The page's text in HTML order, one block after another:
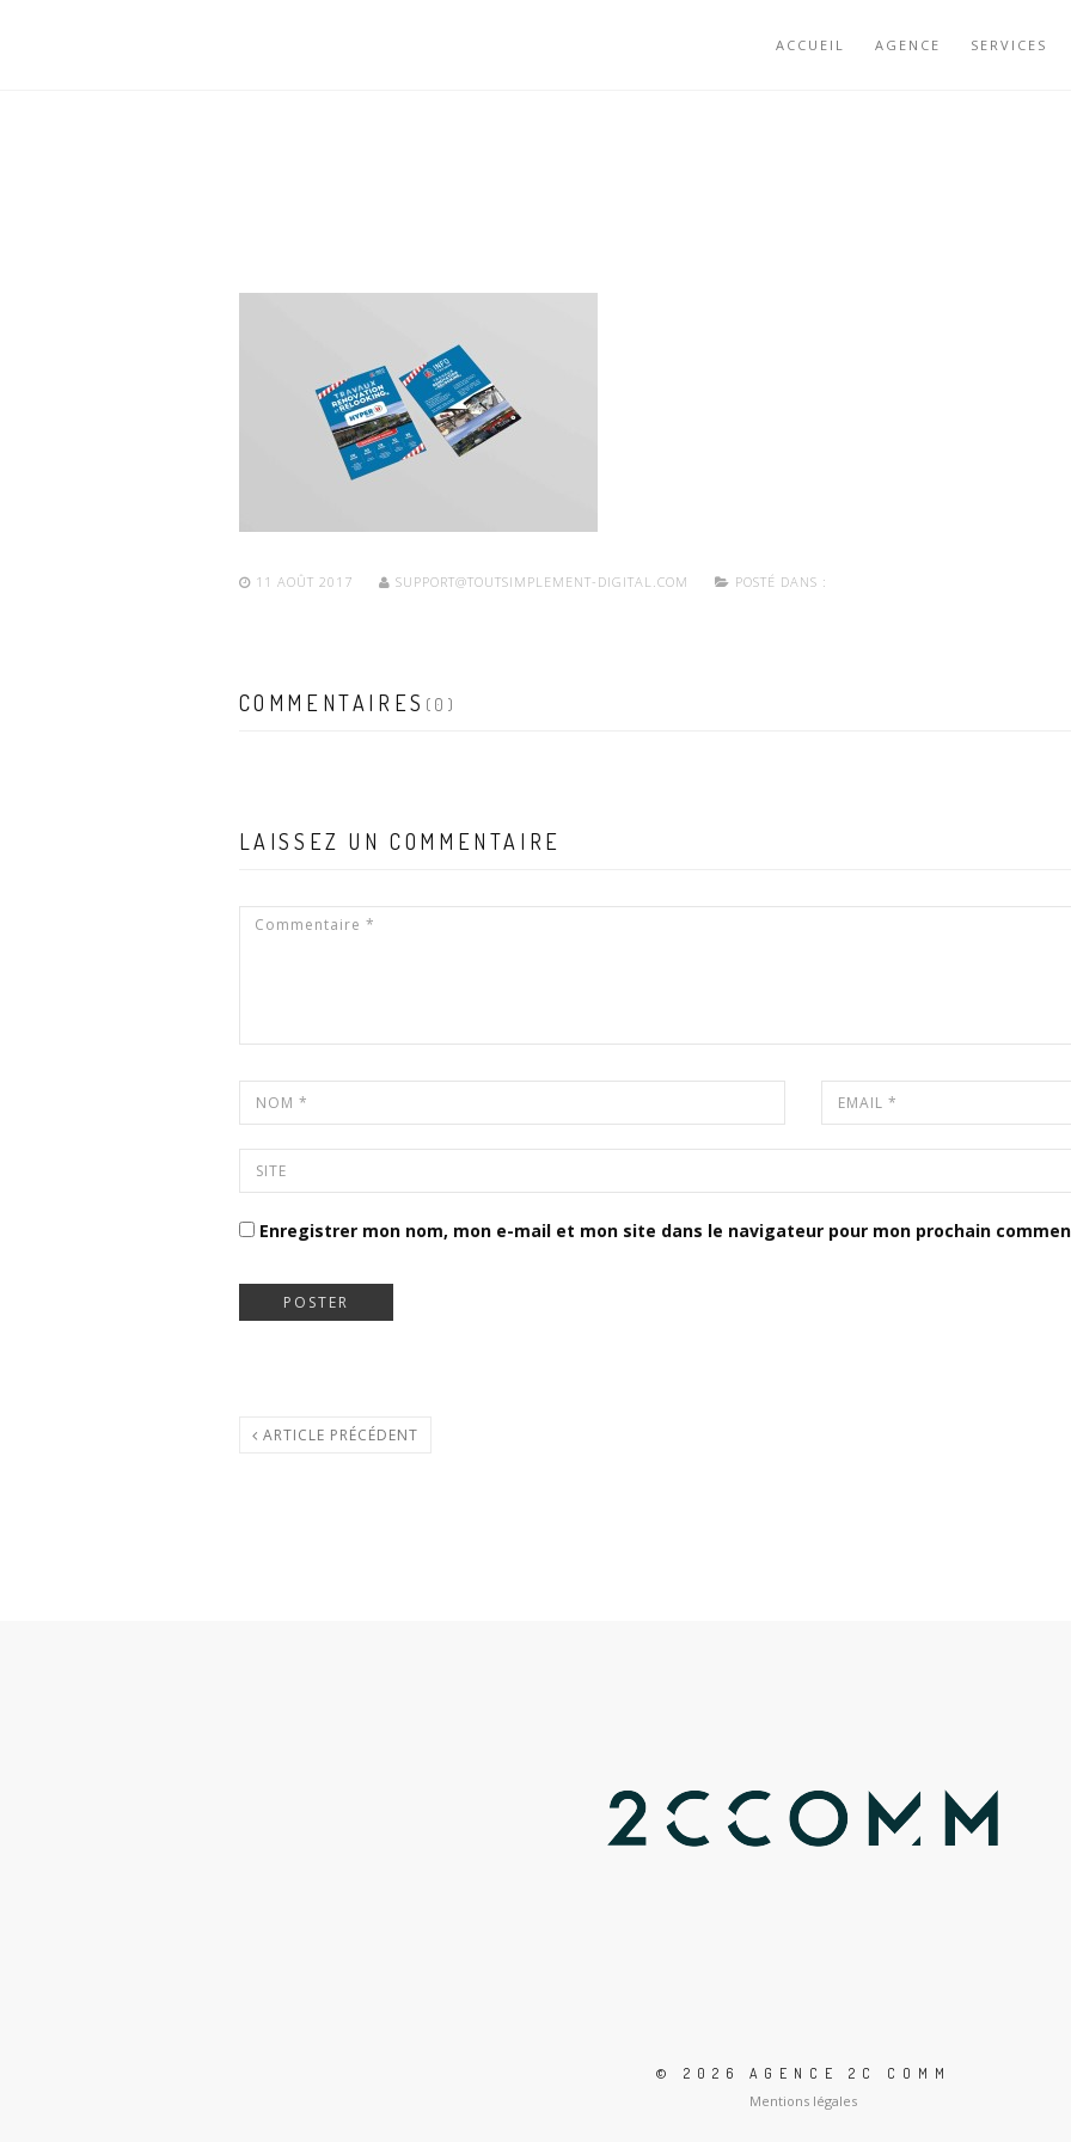
ACCUEIL AGENCE SERVICES
11 AOÛT 2017 SUPPORT@TOUTSIMPLEMENT-DIGITAL.COM POSTÉ DANS :
COMMENTAIRES (0)
LAISSEZ UN COMMENTAIRE
Enregistrer mon nom, mon e-mail et mon site dans le navigateur pour mon prochain
ARTICLE PRÉCÉDENT
© 2026 AGENCE 2C COMM
Mentions légales